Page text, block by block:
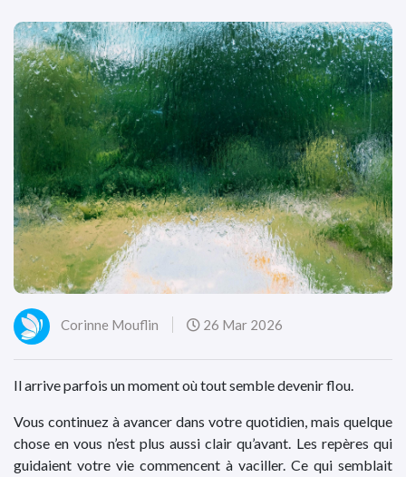
Corinne Mouflin 26 Mar 2026
Il arrive parfois un moment où tout semble devenir flou.
Vous continuez à avancer dans votre quotidien, mais quelque
chose en vous n’est plus aussi clair qu’avant. Les repères qui
guidaient votre vie commencent à vaciller. Ce qui semblait